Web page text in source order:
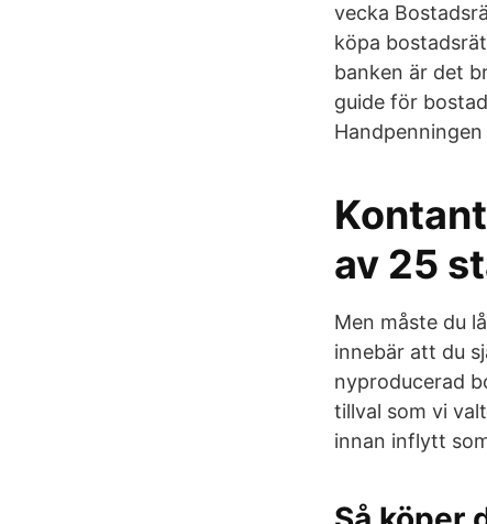
vecka
köpa
banken är det
guide för
av 25
Men måste du
innebär att du
nyproducerad
tillval som vi
innan inflytt